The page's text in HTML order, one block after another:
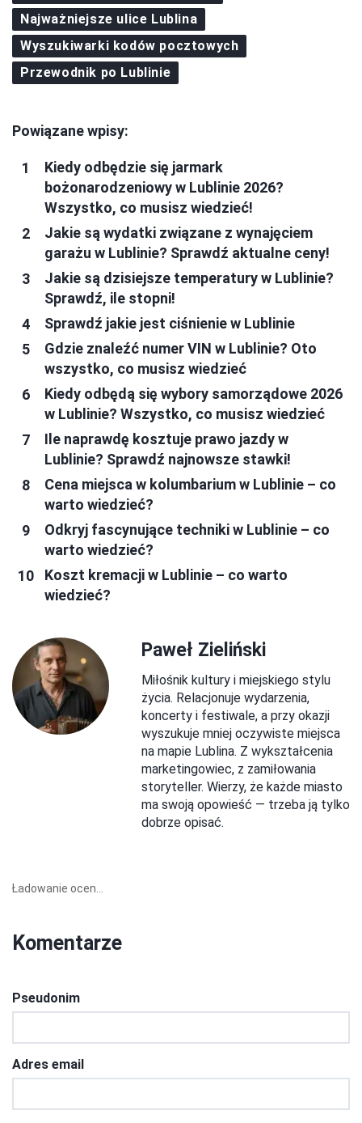
Najważniejsze ulice Lublina
Wyszukiwarki kodów pocztowych
Przewodnik po Lublinie
Powiązane wpisy:
Kiedy odbędzie się jarmark
bożonarodzeniowy w Lublinie 2026?
Wszystko, co musisz wiedzieć!
Jakie są wydatki związane z wynajęciem
garażu w Lublinie? Sprawdź aktualne ceny!
Jakie są dzisiejsze temperatury w Lublinie?
Sprawdź, ile stopni!
Sprawdź jakie jest ciśnienie w Lublinie
Gdzie znaleźć numer VIN w Lublinie? Oto
wszystko, co musisz wiedzieć
Kiedy odbędą się wybory samorządowe 2026
w Lublinie? Wszystko, co musisz wiedzieć
Ile naprawdę kosztuje prawo jazdy w
Lublinie? Sprawdź najnowsze stawki!
Cena miejsca w kolumbarium w Lublinie – co
warto wiedzieć?
Odkryj fascynujące techniki w Lublinie – co
warto wiedzieć?
Koszt kremacji w Lublinie – co warto
wiedzieć?
Paweł Zieliński
Miłośnik kultury i miejskiego stylu
życia. Relacjonuje wydarzenia,
koncerty i festiwale, a przy okazji
wyszukuje mniej oczywiste miejsca
na mapie Lublina. Z wykształcenia
marketingowiec, z zamiłowania
storyteller. Wierzy, że każde miasto
ma swoją opowieść — trzeba ją tylko
dobrze opisać.
Ładowanie ocen...
Komentarze
Pseudonim
Adres email